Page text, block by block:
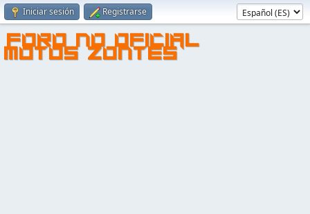
Iniciar sesión Registrarse
FORO NO OFICIAL
MOTOS ZONTES